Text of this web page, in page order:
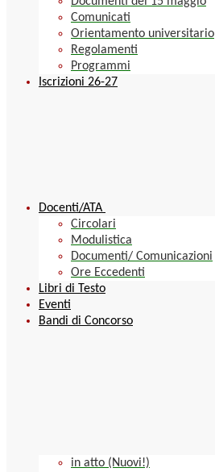
Comunicati
Orientamento universitario
Regolamenti
Programmi
Iscrizioni 26-27
Docenti/ATA
Circolari
Modulistica
Documenti/ Comunicazioni
Ore Eccedenti
Libri di Testo
Eventi
Bandi di Concorso
in atto (Nuovi!)